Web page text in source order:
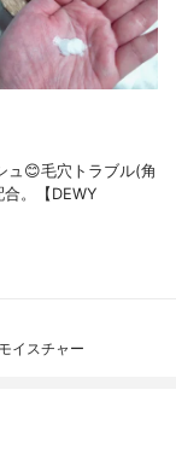
ュ😊毛穴トラブル(角
。【DEWY
イスチャー